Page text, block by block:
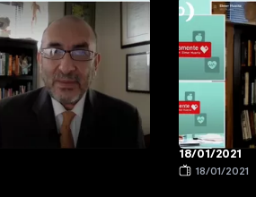
18/01/2021
18/01/2021